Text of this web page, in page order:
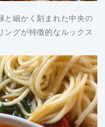
と細かく刻まれた中央の
ングが特徴的なルックス